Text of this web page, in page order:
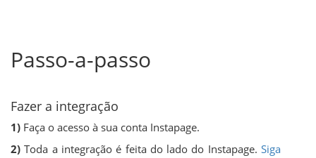
Passo-a-passo
Fazer a integração
1) Faça o acesso à sua conta Instapage.
2) Toda a integração é feita do lado do Instapage. Siga